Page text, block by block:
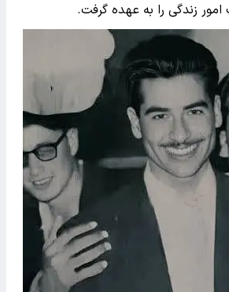
امور زندگی را به عهده گرفت.